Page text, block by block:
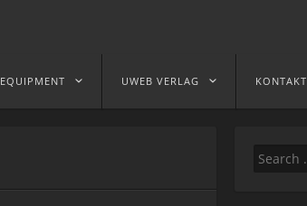
EQUIPMENT UWEB VERLAG KONTAKT
Search